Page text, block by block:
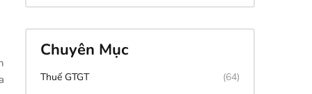
Chuyên Mục
Thuế GTGT
(64)